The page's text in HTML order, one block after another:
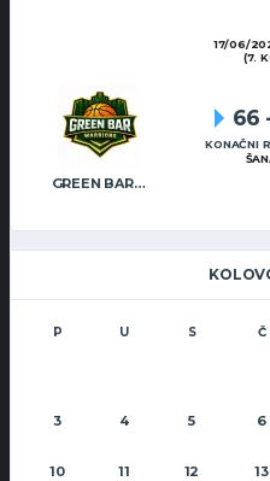
17/06/
(7.
GREEN BAR WARRIORS
66
KONAČNI
P U S Č
3 4 5 6
10 11 12 13